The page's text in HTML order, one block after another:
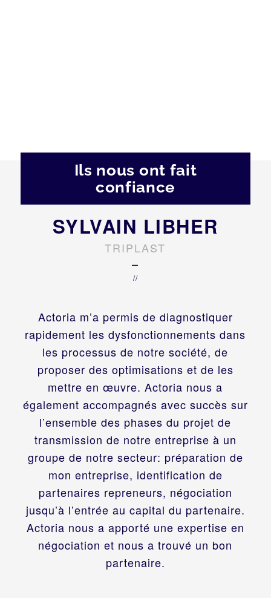
Ils nous ont fait
confiance
Actoria m’a permis de diagnostiquer
rapidement les dysfonctionnements dans
les processus de notre société, de
proposer des optimisations et de les
mettre en œuvre. Actoria nous a
également accompagnés avec succès sur
l’ensemble des phases du projet de
transmission de notre entreprise à un
groupe de notre secteur: préparation de
mon entreprise, identification de
partenaires repreneurs, négociation
jusqu’à l’entrée au capital du partenaire.
Actoria nous a apporté une expertise en
négociation et nous a trouvé un bon
partenaire.
SYLVAIN LIBHER
TRIPLAST
–
//